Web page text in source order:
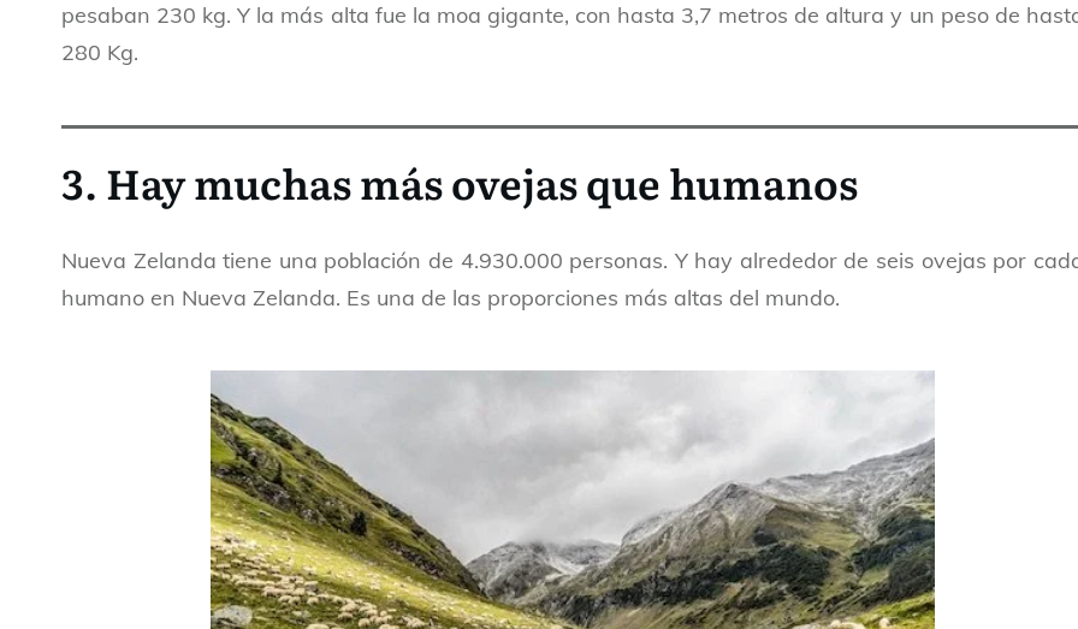
pesaban 230 kg. Y la más alta fue la moa gigante, con hasta 3,7 metros de altura y un peso de
280 Kg.
3. Hay muchas más ovejas que humanos
Nueva Zelanda tiene una población de 4.930.000 personas. Y hay alrededor de seis ovejas por
humano en Nueva Zelanda. Es una de las proporciones más altas del mundo.